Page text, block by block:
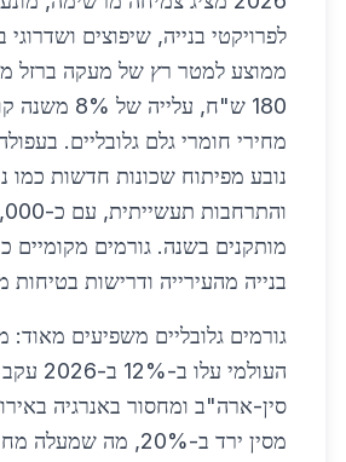
לפרויקטי בנייה, שיפוצים
ממוצע למטר רץ של מעקה ברזל
180 ש"ח,
מחירי חומרי גלם גלובליים.
נובע מפיתוח שכונות חדשות כמו
מותקנים בשנה. גורמים מקומיים
בנייה מהעירייה ודרישות בטיחות
גורמים גלובליים משפיעים מאוד:
העולמי
סין-ארה"ב ומחסור באנרגיה
מסין ירד ב-20%, מה